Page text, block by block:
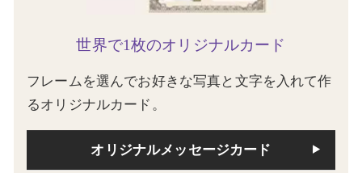
世界で1枚のオリジナルカード
フレームを選んでお好きな写真と文字を入れて作
るオリジナルカード。
オリジナルメッセージカード